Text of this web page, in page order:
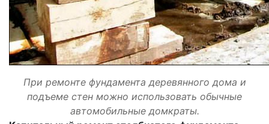
При ремонте фундамента деревянного дома и
подъеме стен можно использовать обычные
автомобильные домкраты.